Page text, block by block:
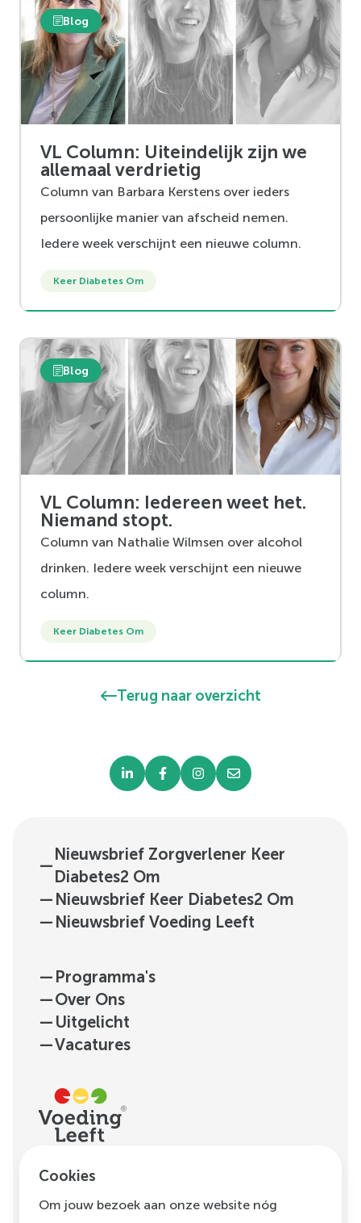
Blog
VL Column: Uiteindelijk zijn we
allemaal verdrietig
Column van Barbara Kerstens over ieders
persoonlijke manier van afscheid nemen.
Iedere week verschijnt een nieuwe column.
Keer Diabetes Om
Blog
VL Column: Iedereen weet het.
Niemand stopt.
Column van Nathalie Wilmsen over alcohol
drinken. Iedere week verschijnt een nieuwe
column.
Keer Diabetes Om
Terug naar overzicht
—
Nieuwsbrief Zorgverlener Keer
Diabetes2 Om
— Nieuwsbrief Keer Diabetes2 Om
— Nieuwsbrief Voeding Leeft
— Programma's
—Over Ons
— Uitgelicht
—Vacatures
H.J.E. Wenckebachweg
1096 AM Amsterdam
Cookies
Om jouw bezoek aan onze website nóg